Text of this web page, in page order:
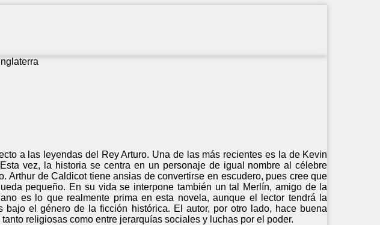
a las leyendas del Rey Arturo. Una de las más recientes es la de Kevin
vez, la historia se centra en un personaje de igual nombre al célebre
Arthur de Caldicot tiene ansias de convertirse en escudero, pues cree que
pequeño. En su vida se interpone también un tal Merlín, amigo de la
es lo que realmente prima en esta novela, aunque el lector tendrá la
el género de la ficción histórica. El autor, por otro lado, hace buena
religiosas como entre jerarquías sociales y luchas por el poder.